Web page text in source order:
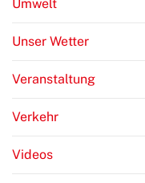
Umwelt
Unser Wetter
Veranstaltung
Verkehr
Videos